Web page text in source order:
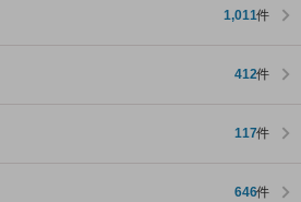
1,011件
412件
117件
646件